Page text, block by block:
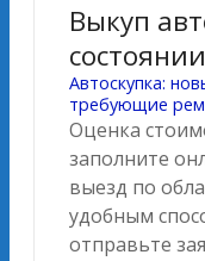
Выкуп
состоянии
Автоскупка:
требующие
Оценка
заполните
выезд по
удобным
отправьте